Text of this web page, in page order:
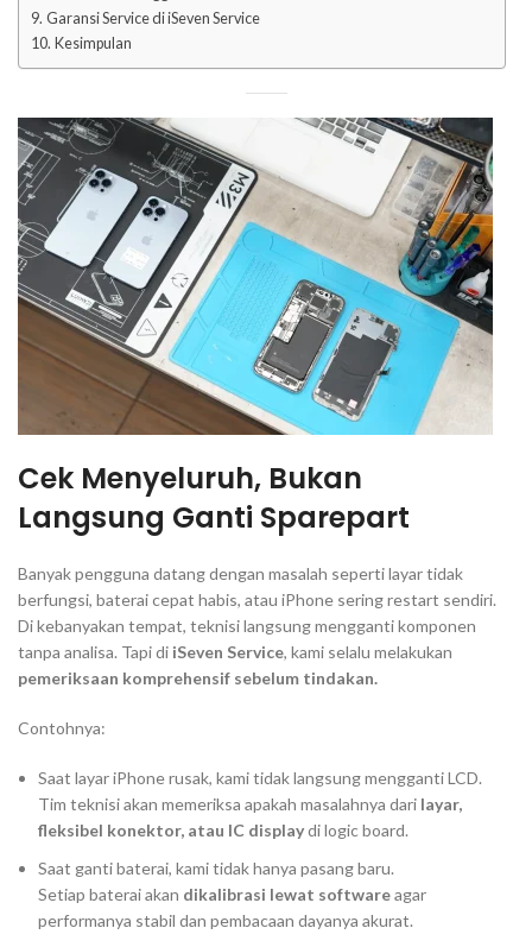
Garansi Service di iSeven Service
Kesimpulan
Cek Menyeluruh, Bukan
Langsung Ganti Sparepart
Banyak pengguna datang dengan masalah seperti layar tidak
berfungsi, baterai cepat habis, atau iPhone sering restart sendiri.
Di kebanyakan tempat, teknisi langsung mengganti komponen
tanpa analisa. Tapi di iSeven Service, kami selalu melakukan
pemeriksaan komprehensif sebelum tindakan.
Contohnya:
Saat layar iPhone rusak, kami tidak langsung mengganti LCD.
Tim teknisi akan memeriksa apakah masalahnya dari layar,
fleksibel konektor, atau IC displaydi logic board.
Saat ganti baterai, kami tidak hanya pasang baru.
Setiap baterai akan dikalibrasi lewat softwareagar
performanya stabil dan pembacaan dayanya akurat.